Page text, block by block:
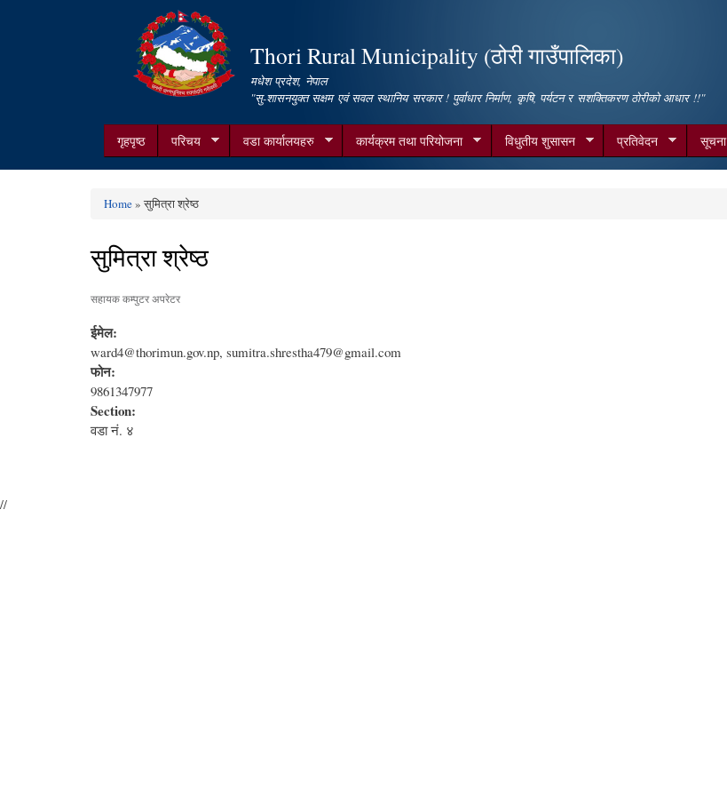
content
Thori Rural Municipality (ठोरी गाउँपालिका)
मधेश प्रदेश, नेपाल
"सु-शासनयुक्त सक्षम एवं सवल स्थानिय सरकार ! पुर्वाधार निर्माण, कृषि, पर्यटन र सशक्तिकरण ठोरीको आधार !!"
गृहपृष्ठ परिचय वडा कार्यालयहरु कार्यक्रम तथा परियोजना विधुतीय शुसासन प्रतिवेदन सूचना
You are here
Home» सुमित्रा श्रेष्‍ठ
सुमित्रा श्रेष्‍ठ
सहायक कम्पुटर अपरेटर
ईमेल:
ward4@thorimun.gov.np, sumitra.shrestha479@gmail.com
फोन:
9861347977
Section:
वडा नं. ४
//